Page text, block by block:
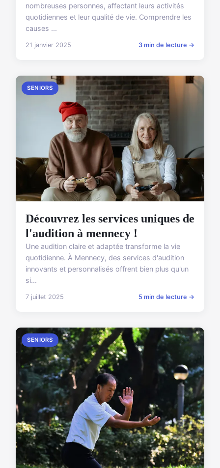
nombreuses personnes, affectant leurs activités
quotidiennes et leur qualité de vie. Comprendre les
causes ...
21 janvier 2025 3 min de lecture →
SENIORS
Découvrez les services uniques de
l'audition à mennecy !
Une audition claire et adaptée transforme la vie
quotidienne. À Mennecy, des services d'audition
innovants et personnalisés offrent bien plus qu'un
si...
7 juillet 2025 5 min de lecture →
SENIORS